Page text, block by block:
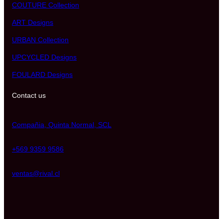
COUTURE Collection
ART Designs
URBAN Collection
UPCYCLED Designs
FOULARD Designs
Contact us
Compañia, Quinta Normal, SCL
+569 9359 9586
ventas@rival.cl